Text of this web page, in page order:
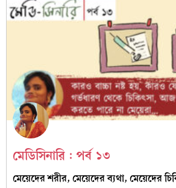
মেডিসিনারি : পর্ব ১৩
মেয়েদের শরীর, মেয়েদের ব্যথা, মেয়েদের